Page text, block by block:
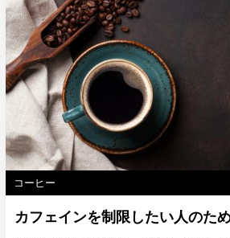
悪い料理の見分け方]。アクリルアミド濃
原材料の成分によって影響を受けるため、
濃度は異なります。多くの種類の食品に含
ちの生活の中でこのアクリルアミドを完全
いと言われています[1]。
コーヒー
カフェインを制限したい人のた